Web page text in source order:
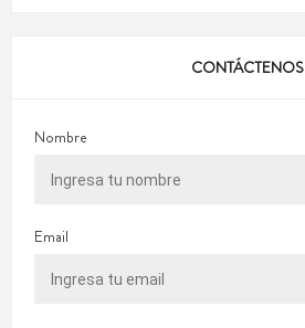
CONTÁCTENOS
Nombre
Email